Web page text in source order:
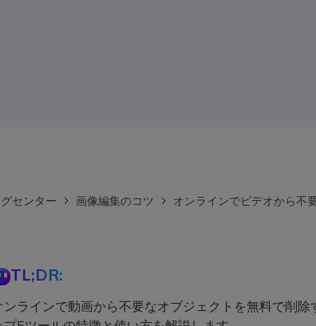
センター 画像編集のコツ オンラインでビデオから不
TL;DR:
ンラインで動画から不要なオブジェクトを無料で削除